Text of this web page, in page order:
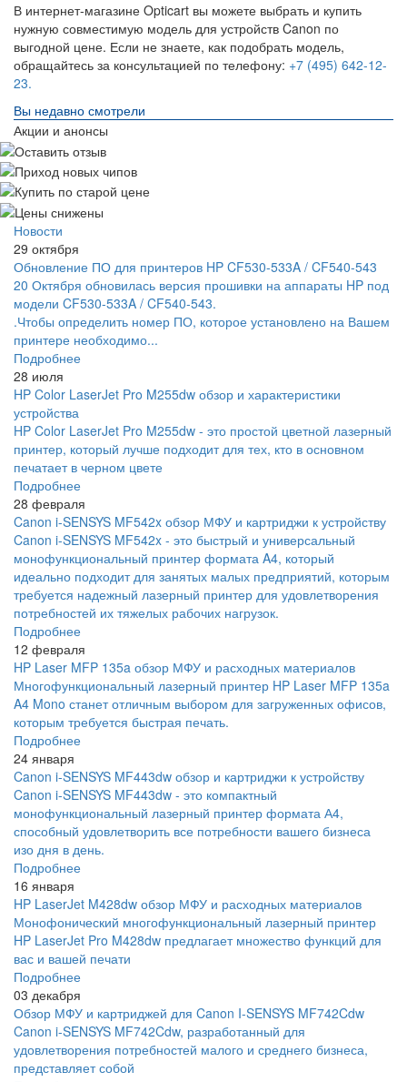
В интернет-магазине Opticart вы можете выбрать и купить
нужную совместимую модель для устройств Canon по
выгодной цене. Если не знаете, как подобрать модель,
обращайтесь за консультацией по телефону: +7 (495) 642-12-
23.
Вы недавно смотрели
Акции и анонсы
Новости
29 октября
Обновление ПО для принтеров HP CF530-533A / CF540-543
20 Октября обновилась версия прошивки на аппараты HP под
модели CF530-533A / CF540-543.
.Чтобы определить номер ПО, которое установлено на Вашем
принтере необходимо...
Подробнее
28 июля
HP Color LaserJet Pro M255dw обзор и характеристики
устройства
HP Color LaserJet Pro M255dw - это простой цветной лазерный
принтер, который лучше подходит для тех, кто в основном
печатает в черном цвете
Подробнее
28 февраля
Canon i-SENSYS MF542x обзор МФУ и картриджи к устройству
Canon i-SENSYS MF542x - это быстрый и универсальный
монофункциональный принтер формата A4, который
идеально подходит для занятых малых предприятий, которым
требуется надежный лазерный принтер для удовлетворения
потребностей их тяжелых рабочих нагрузок.
Подробнее
12 февраля
HP Laser MFP 135a обзор МФУ и расходных материалов
Многофункциональный лазерный принтер HP Laser MFP 135a
A4 Mono станет отличным выбором для загруженных офисов,
которым требуется быстрая печать.
Подробнее
24 января
Canon i-SENSYS MF443dw обзор и картриджи к устройству
Canon i-SENSYS MF443dw - это компактный
монофункциональный лазерный принтер формата А4,
способный удовлетворить все потребности вашего бизнеса
изо дня в день.
Подробнее
16 января
HP LaserJet M428dw обзор МФУ и расходных материалов
Монофонический многофункциональный лазерный принтер
HP LaserJet Pro M428dw предлагает множество функций для
вас и вашей печати
Подробнее
03 декабря
Обзор МФУ и картриджей для Canon I-SENSYS MF742Cdw
Canon i-SENSYS MF742Cdw, разработанный для
удовлетворения потребностей малого и среднего бизнеса,
представляет собой